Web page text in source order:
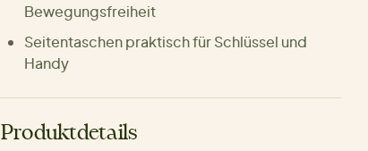
Bewegungsfreiheit
Seitentaschen praktisch für Schlüssel und
Handy
Produktdetails